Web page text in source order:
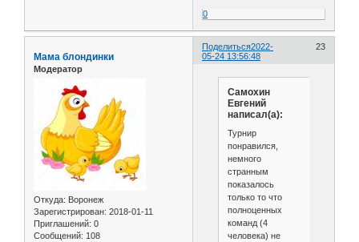
0
Поделиться 23
2022-
05-24 13:56:48
Мама блондинки
Модератор
Откуда: Воронеж
Зарегистрирован: 2018-01-11
Приглашений: 0
Сообщений: 108
Самохин
Евгений
написал(а):
Турнир
понравился,
немного
странным
показалось
только то что
полноценных
команд (4
человека) не